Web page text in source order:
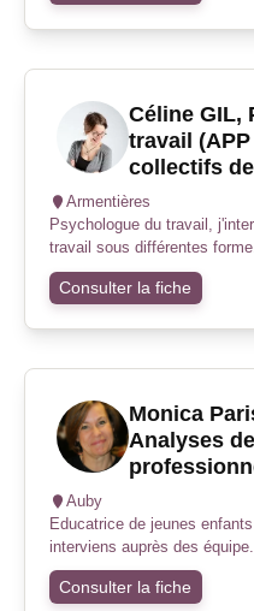
Céline GIL,
travail
collectifs
Armentières
Psychologue du travail,
travail sous différentes
Consulter la fiche
Monica
Analyses
Auby
Educatrice de jeunes
interviens auprès des
Consulter la fiche